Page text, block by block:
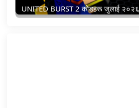
UNITED BURST 2 कोडहरू जुलाई २०२६